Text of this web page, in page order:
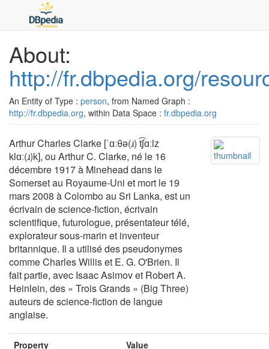
About:
http://fr.dbpedia.org/
An Entity of Type : person, from Named Graph :
http://fr.dbpedia.org, within Data Space : fr.dbpedia.org
Arthur Charles Clarke [ˈɑːθə(ɹ) t͡ʃɑːlz
klɑː(ɹ)k], ou Arthur C. Clarke, né le 16
décembre 1917 à Minehead dans le
Somerset au Royaume-Uni et mort le 19
mars 2008 à Colombo au Sri Lanka, est un
écrivain de science-fiction, écrivain
scientifique, futurologue, présentateur télé,
explorateur sous-marin et inventeur
britannique. Il a utilisé des pseudonymes
comme Charles Willis et E. G. O'Brien. Il
fait partie, avec Isaac Asimov et Robert A.
Heinlein, des « Trois Grands » (Big Three)
auteurs de science-fiction de langue
anglaise.
Property Value